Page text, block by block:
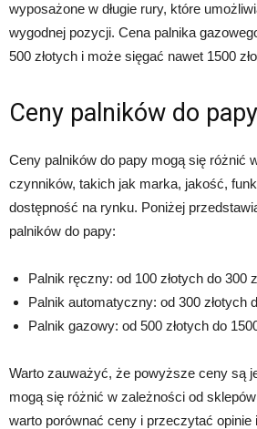
wyposażone w długie rury, które
wygodnej pozycji. Cena palnika
500 złotych i może sięgać nawet 1500
Ceny palników do papy
Ceny palników do papy mogą się różnić
czynników, takich jak marka, jakość,
dostępność na rynku. Poniżej
palników do papy:
Palnik ręczny: od 100 złotych do 300
Palnik automatyczny: od 300 złotych
Palnik gazowy: od 500 złotych do
Warto zauważyć, że powyższe ceny są
mogą się różnić w zależności od
warto porównać ceny i przeczytać opinie